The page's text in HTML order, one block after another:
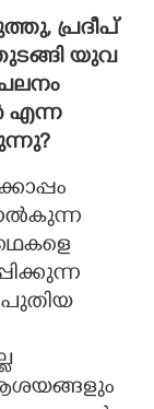
പ്രദീപ്
യുവ
എന്ന
പുതിയ